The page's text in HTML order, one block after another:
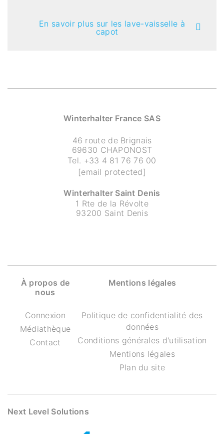
En savoir plus sur les lave-vaisselle à
capot
Winterhalter France SAS
46 route de Brignais
69630 CHAPONOST
Tel. +33 4 81 76 76 00
[email protected]
Winterhalter Saint Denis
1 Rte de la Révolte
93200 Saint Denis
À propos de
nous
Connexion
Médiathèque
Contact
Mentions légales
Politique de confidentialité des
données
Conditions générales d'utilisation
Mentions légales
Plan du site
Next Level Solutions